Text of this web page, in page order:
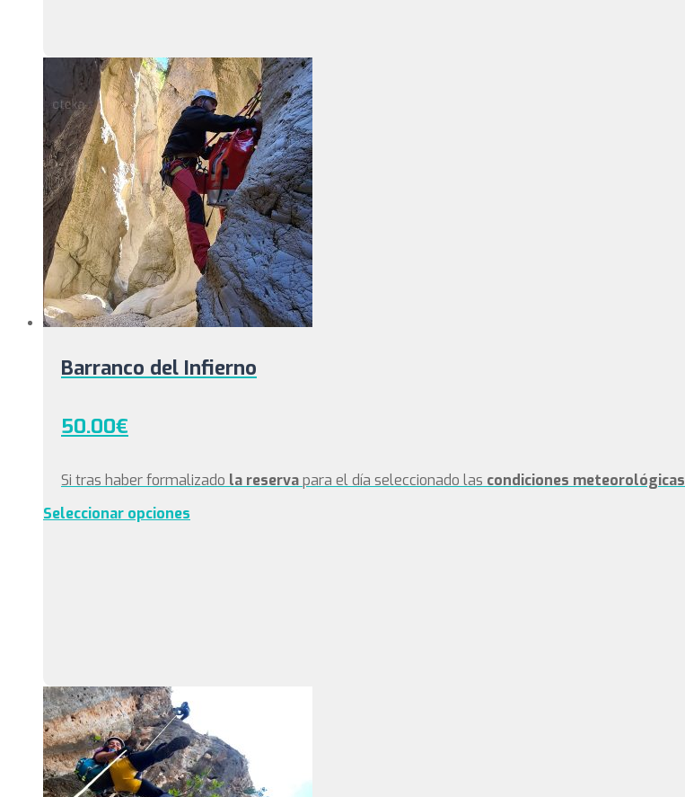
Barranco del Infierno
50.00€
Si tras haber formalizado la reservapara el día seleccionado las condiciones meteorológicas
Seleccionar opciones